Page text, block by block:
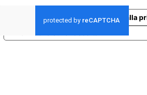
Le tue preferenze relative alla